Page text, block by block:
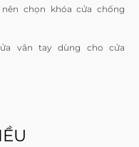
chọn khóa cửa chống
vân tay dùng cho cửa